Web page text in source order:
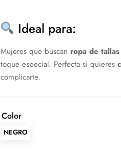
Ideal para:
Mujeres que buscan ropa de
toque especial. Perfecta si quieres
complicarte.
Color
NEGRO